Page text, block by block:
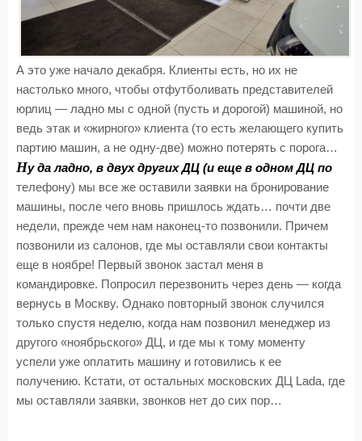
А это уже начало декабря. Клиенты есть, но их не
настолько много, чтобы отфутболивать представителей
юрлиц — ладно мы с одной (пусть и дорогой) машиной, но
ведь этак и «жирного» клиента (то есть желающего купить
партию машин, а не одну-две) можно потерять с порога…
Ну да ладно, в двух других ДЦ (и еще в одном ДЦ по
телефону) мы все же оставили заявки на бронирование
машины, после чего вновь пришлось ждать… почти две
недели, прежде чем нам наконец-то позвонили. Причем
позвонили из салонов, где мы оставляли свои контакты
еще в ноябре! Первый звонок застал меня в
командировке. Попросил перезвонить через день — когда
вернусь в Москву. Однако повторный звонок случился
только спустя неделю, когда нам позвонил менеджер из
другого «ноябрьского» ДЦ, и где мы к тому моменту
успели уже оплатить машину и готовились к ее
получению. Кстати, от остальных московских ДЦ Lada, где
мы оставляли заявки, звонков нет до сих пор…